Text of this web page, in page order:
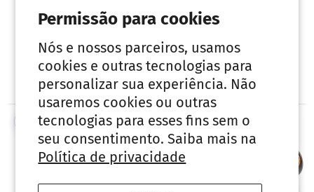
Permissão para cookies
Nós e nossos parceiros, usamos
cookies e outras tecnologias para
personalizar sua experiência. Não
usaremos cookies ou outras
tecnologias para esses fins sem o
seu consentimento. Saiba mais na
Política de privacidade
110-254V BPF075
Preço normal
R$ 1.649,34
Adicionar ao
carrinho
110-254V BPF050
Preço normal
R$ 1.419,83
Adicionar ao
carrinho
Comparar Comparar